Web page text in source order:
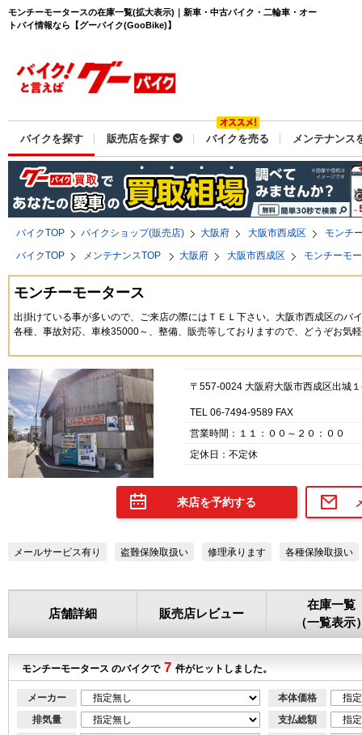
モンチーモータースの在庫一覧(拡大表示)｜新車・中古バイク・二輪車・オー
トバイ情報なら【グーバイク(GooBike)】
バイクを探す 販売店を探す バイクを売る メンテナンス
バイクTOP バイクショップ(販売店) 大阪府 大阪市西成区
モンチ
バイクTOP
メンテナンスTOP 大阪府 大阪市西成区 モンチーモ
モンチーモータース
出掛けている事が多いので、ご来店の際にはＴＥＬ下さい。大阪市西成区の
各種、事故対応、車検35000～、整備、販売等しておりますので、どうぞお気
〒557-0024 大阪府大阪市西成区出城
TEL 06-7494-9589 FAX
営業時間：１１：００～２０：００
定休日：不定休
来店を予約する
メールサービス有り 盗難保険取扱い 修理承ります 各種保険取扱い
店舗詳細 販売店レビュー
在庫一覧
（一覧表示
モンチーモータース のバイクで 7 件がヒットしました。
メーカー
排気量
本体価格
支払総額